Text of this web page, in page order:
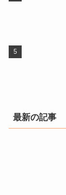
最新の記事